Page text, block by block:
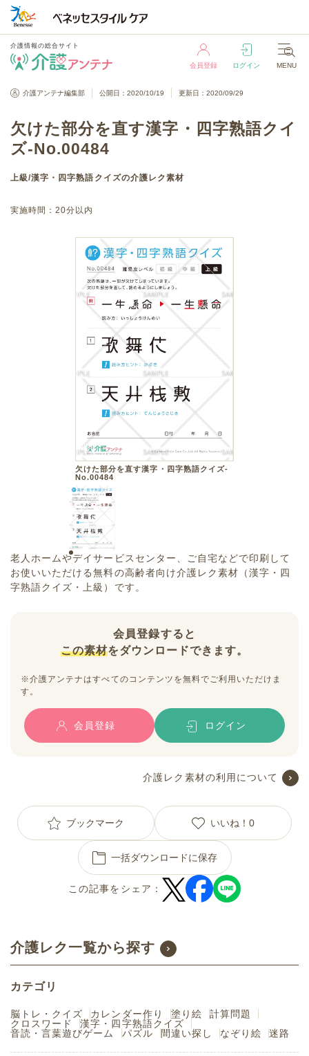
介護情報の総合サイト
会員登録 ログイン MENU
介護情報の総合サイト
介護アンテナ編集部 公開日：2020/10/19 更新日：2020/09/29
欠けた部分を直す漢字・四字熟語クイ
ズ-No.00484
上級/漢字・四字熟語クイズの介護レク素材
実施時間：20分以内
欠けた部分を直す漢字・四字熟語クイズ-
No.00484
老人ホームやデイサービスセンター、ご自宅などで印刷して
お使いいただける無料の高齢者向け介護レク素材（漢字・四
字熟語クイズ・上級）です。
会員登録すると
この素材をダウンロードできます。
※介護アンテナはすべてのコンテンツを無料でご利用いただけま
す。
会員登録 ログイン
介護レク素材の利用について
ブックマーク いいね！ 0
一括ダウンロードに保存
この記事をシェア：
介護レク一覧から探す
カテゴリ
脳トレ・クイズ カレンダー作り 塗り絵
計算問題
クロスワード
漢字・四字熟語クイズ
音読・言葉遊びゲーム
パズル 間違い探し なぞり絵 迷路